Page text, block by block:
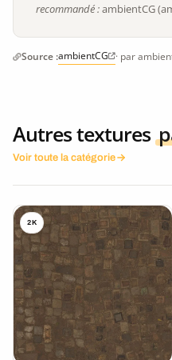
recommandé :ambientCG
Source :ambientCG · par
Autres textures
Voir toute la catégorie
2K